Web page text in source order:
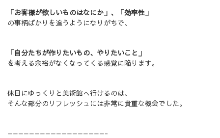
「お客様が欲しいものはなにか」、「効率性」
の事柄ばかりを追うようになりがちで、
「自分たちが作りたいもの、やりたいこと」
を考える余裕がなくなってくる感覚に陥ります。
休日にゆっくりと美術館へ行けるのは、
そんな部分のリフレッシュには非常に貴重な機会でした。
——————————————————-